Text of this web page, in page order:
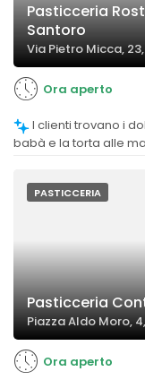
Pasticceria
Santoro
Via Pietro Micca,
Ora aperto
babà e la torta alle
PASTICCERIA
Pasticceria
Piazza Aldo Moro,
Ora aperto